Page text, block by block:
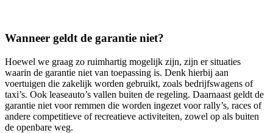
Wanneer geldt de garantie niet?
Hoewel we graag zo ruimhartig mogelijk zijn, zijn er situaties
waarin de garantie niet van toepassing is. Denk hierbij aan
voertuigen die zakelijk worden gebruikt, zoals bedrijfswagens of
taxi’s. Ook leaseauto’s vallen buiten de regeling. Daarnaast geldt de
garantie niet voor remmen die worden ingezet voor rally’s, races of
andere competitieve of recreatieve activiteiten, zowel op als buiten
de openbare weg.